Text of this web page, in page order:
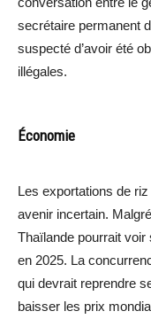
secrétaire permanent
suspecté d’avoir été
illégales.
Économie
Les exportations de
avenir incertain.
Thaïlande pourrait voir
en 2025. La
qui devrait reprendre
baisser les prix